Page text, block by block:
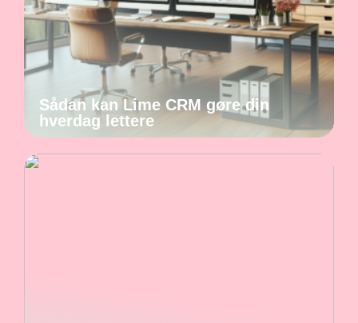
Sådan kan Lime CRM gøre din
hverdag lettere